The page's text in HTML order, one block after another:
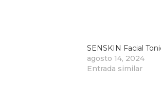
SENSKIN Facial
agosto 14, 2024
Entrada similar